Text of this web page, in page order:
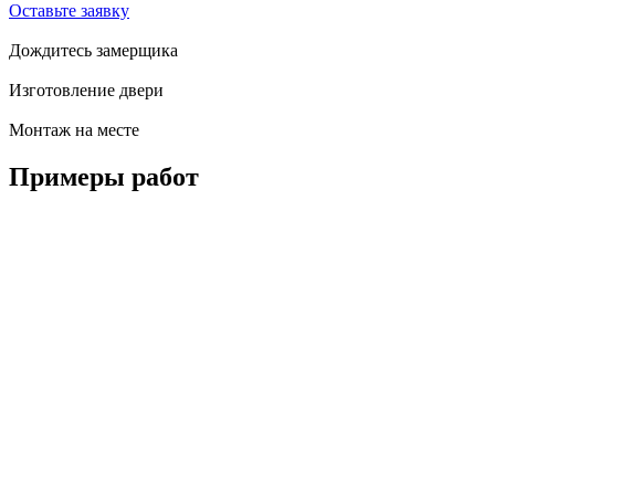
Оставьте заявку
Дождитесь замерщика
Изготовление двери
Монтаж на месте
Примеры работ